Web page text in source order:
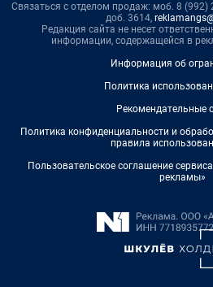
Связаться с отделом продаж: моб. 8 (992)
доб. 3614,
Редакция сайта не несет
информации, содержащейся в
Информация об
Политика
Рекомендательные
Политика конфиденциальности и
правила
Пользовательское соглашение
рекламы»